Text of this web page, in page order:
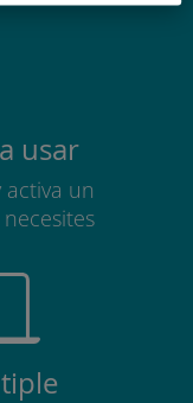
usar
activa un